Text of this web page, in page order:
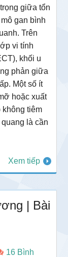
giữa tổn
gan bình
Trên
vi tính
khối u
phản giữa
Một số ít
hoặc xuất
không tiêm
là cần
Xem tiếp
| Bài
16 Bình